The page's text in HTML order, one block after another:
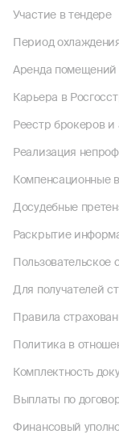
Участие в тендере
Период
Аренда помещений
Карьера в
Реестр брокеров и
Реализация
Компенсационные
Досудебные
Раскрытие
Пользовательское
Для получателей
Правила
Политика в
Комплектность
Выплаты по
Финансовый